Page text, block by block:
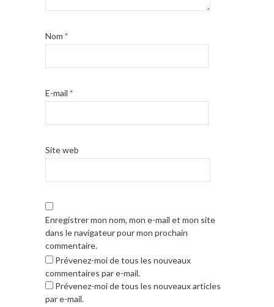
Nom *
E-mail *
Site web
Enregistrer mon nom, mon e-mail et mon site
dans le navigateur pour mon prochain
commentaire.
Prévenez-moi de tous les nouveaux
commentaires par e-mail.
Prévenez-moi de tous les nouveaux articles
par e-mail.